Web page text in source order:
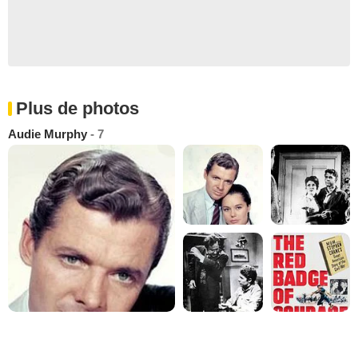
Plus de photos
Audie Murphy - 7